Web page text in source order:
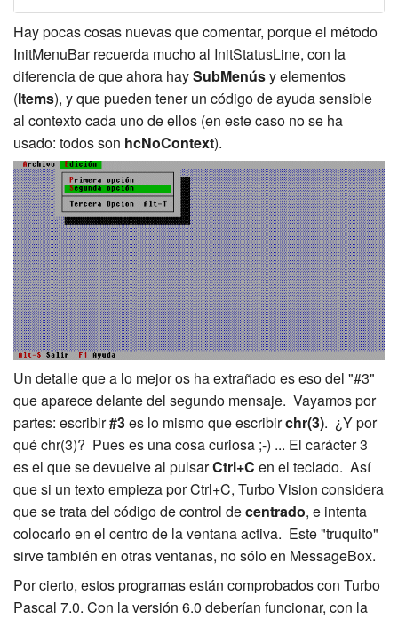
Hay pocas cosas nuevas que comentar, porque el método
InitMenuBar recuerda mucho al InitStatusLine, con la
diferencia de que ahora haySubMenúsy elementos
(Items), y que pueden tener un código de ayuda sensible
al contexto cada uno de ellos (en este caso no se ha
usado: todos son hcNoContext).
Un detalle que a lo mejor os ha extrañado es eso del "#3"
que aparece delante del segundo mensaje. Vayamos por
partes: escribir#3es lo mismo que escribirchr(3). ¿Y por
qué chr(3)? Pues es una cosa curiosa ;-) ... El carácter 3
es el que se devuelve al pulsarCtrl+C en el teclado. Así
que si un texto empieza por Ctrl+C, Turbo Vision considera
que se trata del código de control decentrado, e intenta
colocarlo en el centro de la ventana activa. Este "truquito"
sirve también en otras ventanas, no sólo en MessageBox.
Por cierto, estos programas están comprobados con Turbo
Pascal 7.0. Con la versión 6.0 deberían funcionar, con la